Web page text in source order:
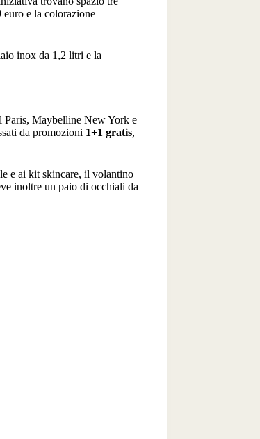
euro e la colorazione
inox da 1,2 litri e la
Paris, Maybelline New York e
da promozioni 1+1 gratis,
e ai kit skincare, il volantino
inoltre un paio di occhiali da